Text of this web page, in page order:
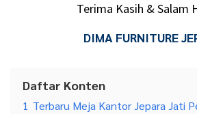
Terima Kasih & Salam
DIMA FURNITURE
Daftar Konten
1 Terbaru Meja Kantor Jepara Jati